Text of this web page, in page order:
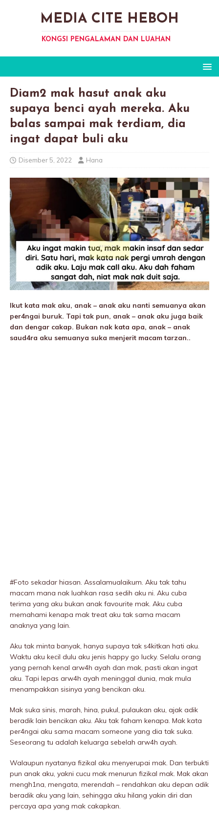
MEDIA CITE HEBOH
KONGSI PENGALAMAN DAN LUAHAN
Diam2 mak hasut anak aku
supaya benci ayah mereka. Aku
baIas sampai mak terdiam, dia
ingat dapat buIi aku
Disember 5, 2022 Hana
Ikut kata mak aku, anak – anak aku nanti semuanya akan
per4ngai buruk. Tapi tak pun, anak – anak aku juga baik
dan dengar cakap. Bukan nak kata apa, anak – anak
saud4ra aku semuanya suka menjerit macam tarzan..
#Foto sekadar hiasan. Assalamualaikum. Aku tak tahu
macam mana nak luahkan rasa sedih aku ni. Aku cuba
terima yang aku bukan anak favourite mak. Aku cuba
memahami kenapa mak treat aku tak sama macam
anaknya yang lain.
Aku tak minta banyak, hanya supaya tak s4kitkan hati aku.
Waktu aku kecil dulu aku jenis happy go lucky. Selalu orang
yang pernah kenal arw4h ayah dan mak, pasti akan ingat
aku. Tapi lepas arw4h ayah meninggaI dunia, mak mula
menampakkan sisinya yang bencikan aku.
Mak suka sinis, marah, hina, pukuI, pulaukan aku, ajak adik
beradik lain bencikan aku. Aku tak faham kenapa. Mak kata
per4ngai aku sama macam someone yang dia tak suka.
Seseorang tu adalah keluarga sebeIah arw4h ayah.
Walaupun nyatanya fizikaI aku menyerupai mak. Dan terbukti
pun anak aku, yakni cucu mak menurun fizikaI mak. Mak akan
mengh1na, mengata, merendah – rendahkan aku depan adik
beradik aku yang lain, sehingga aku hilang yakin diri dan
percaya apa yang mak cakapkan.